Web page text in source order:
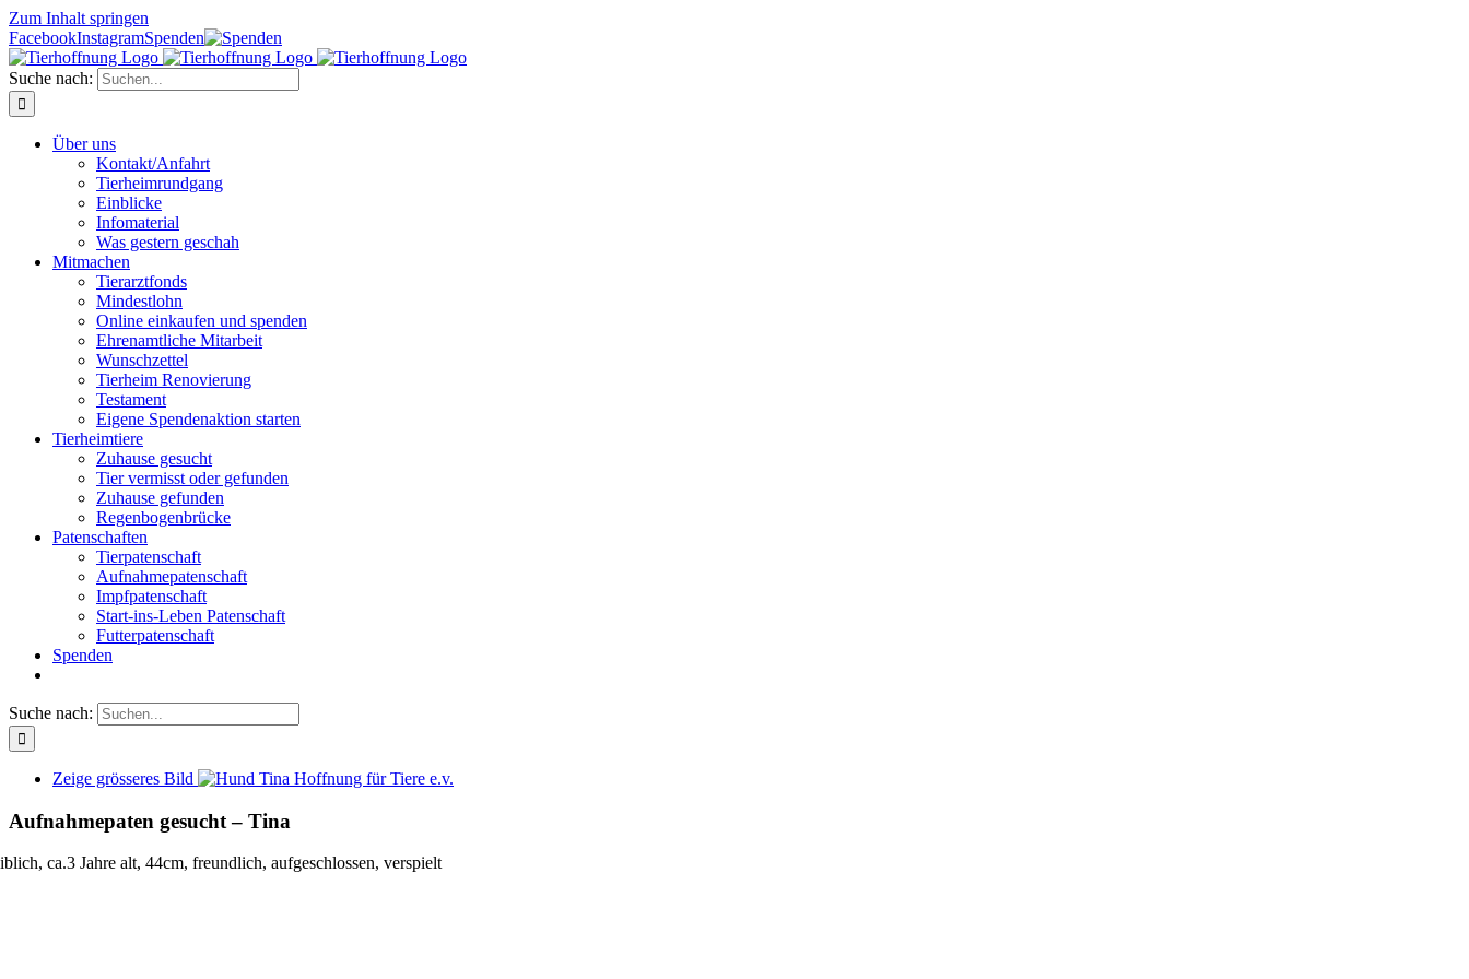
Zum Inhalt springen
FacebookInstagramSpenden
Suche nach:
Über uns
Kontakt/Anfahrt
Tierheimrundgang
Einblicke
Infomaterial
Was gestern geschah
Mitmachen
Tierarztfonds
Mindestlohn
Online einkaufen und spenden
Ehrenamtliche Mitarbeit
Wunschzettel
Tierheim Renovierung
Testament
Eigene Spendenaktion starten
Tierheimtiere
Zuhause gesucht
Tier vermisst oder gefunden
Zuhause gefunden
Regenbogenbrücke
Patenschaften
Tierpatenschaft
Aufnahmepatenschaft
Impfpatenschaft
Start-ins-Leben Patenschaft
Futterpatenschaft
Spenden
Suche nach:
Zeige grösseres Bild
Aufnahmepaten gesucht – Tina
ca.3 Jahre alt, 44cm, freundlich, aufgeschlossen, verspielt